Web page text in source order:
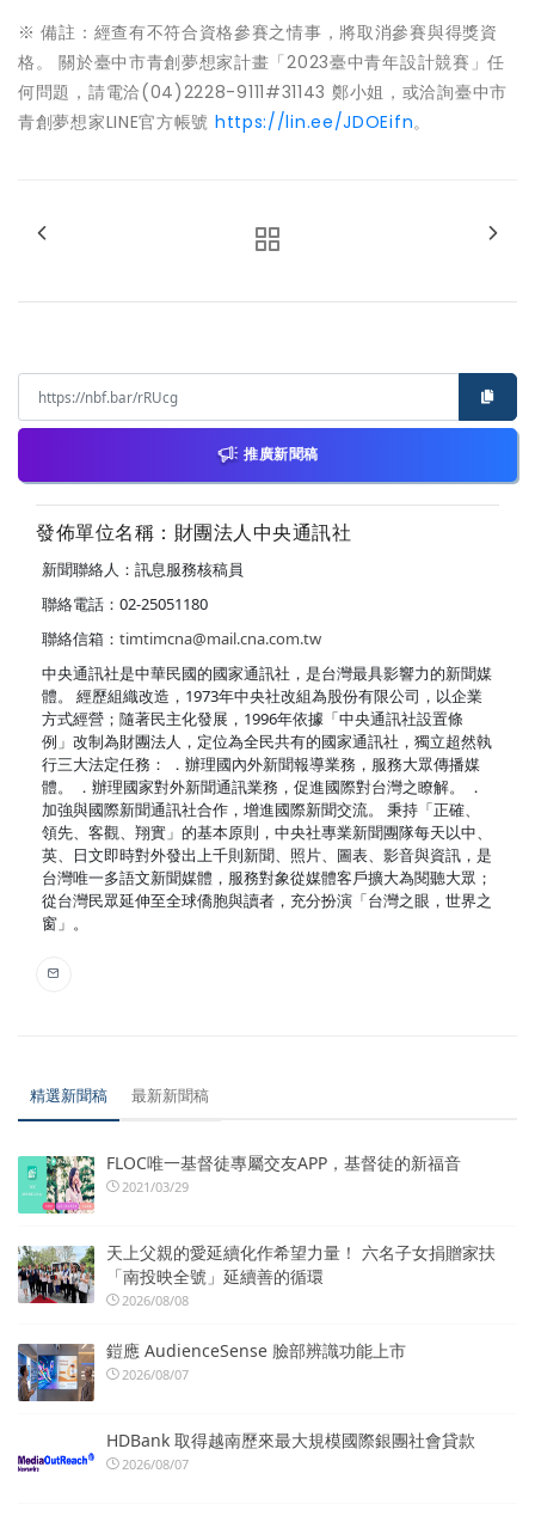
※ 備註：經查有不符合資格參賽之情事，將取消參賽與得獎資
格。 關於臺中市青創夢想家計畫「2023臺中青年設計競賽」任
何問題，請電洽(04)2228-9111#31143 鄭小姐，或洽詢臺中市
青創夢想家LINE官方帳號 https://lin.ee/JDOEifn。
推廣新聞稿
發佈單位名稱：財團法人中央通訊社
新聞聯絡人：訊息服務核稿員
聯絡電話：02-25051180
聯絡信箱： timtimcna@mail.cna.com.tw
中央通訊社是中華民國的國家通訊社，是台灣最具影響力的新聞媒
體。 經歷組織改造，1973年中央社改組為股份有限公司，以企業
方式經營；隨著民主化發展，1996年依據「中央通訊社設置條
例」改制為財團法人，定位為全民共有的國家通訊社，獨立超然執
行三大法定任務： ．辦理國內外新聞報導業務，服務大眾傳播媒
體。 ．辦理國家對外新聞通訊業務，促進國際對台灣之瞭解。 ．
加強與國際新聞通訊社合作，增進國際新聞交流。 秉持「正確、
領先、客觀、翔實」的基本原則，中央社專業新聞團隊每天以中、
英、日文即時對外發出上千則新聞、照片、圖表、影音與資訊，是
台灣唯一多語文新聞媒體，服務對象從媒體客戶擴大為閱聽大眾；
從台灣民眾延伸至全球僑胞與讀者，充分扮演「台灣之眼，世界之
窗」。
精選新聞稿 最新新聞稿
FLOC唯一基督徒專屬交友APP，基督徒的新福音
2021/03/29
天上父親的愛延續化作希望力量！ 六名子女捐贈家扶
「南投映全號」延續善的循環
2026/08/08
鎧應 AudienceSense 臉部辨識功能上市
2026/08/07
HDBank 取得越南歷來最大規模國際銀團社會貸款
2026/08/07